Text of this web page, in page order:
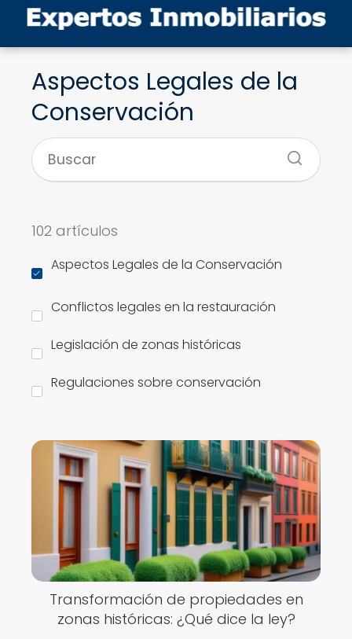
Aspectos Legales de la
Conservación
102 artículos
Aspectos Legales de la Conservación
Conflictos legales en la restauración
Legislación de zonas históricas
Regulaciones sobre conservación
Transformación de propiedades en
zonas históricas: ¿Qué dice la ley?